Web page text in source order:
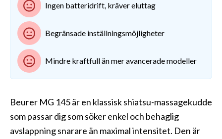
Ingen batteridrift, kräver eluttag
Begränsade inställningsmöjligheter
Mindre kraftfull än mer avancerade modeller
Beurer MG 145 är en klassisk shiatsu-massagekudde
som passar dig som söker enkel och behaglig
avslappning snarare än maximal intensitet. Den är